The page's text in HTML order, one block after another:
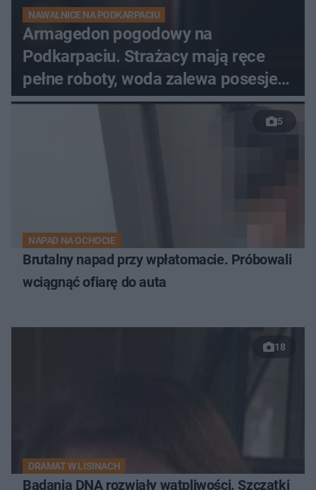
NAWAŁNICE NA PODKARPACIU
Armagedon pogodowy na
Podkarpaciu. Strażacy mają ręce
pełne roboty, woda zalewa posesje i
budynki
5
NAPAD NA OCHOCIE
Brutalny napad przy wpłatomacie. Próbowali
wciągnąć ofiarę do auta
18
DRAMAT W LISINACH
Badania DNA rozwiały wątpliwości. Szczątki